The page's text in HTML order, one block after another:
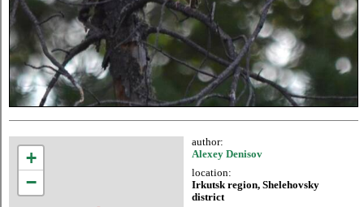
+
−
author:
Alexey Denisov
location:
Irkutsk region, Shelehovsky
district